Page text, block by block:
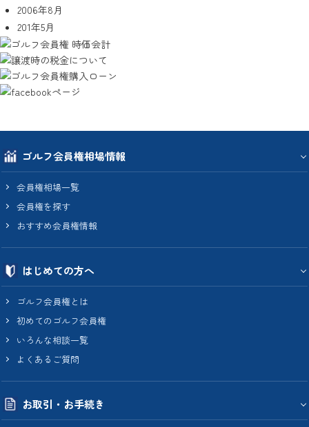
2006年8月
201年5月
ゴルフ会員権相場情報
会員権相場一覧
会員権を探す
おすすめ会員権情報
はじめての方へ
ゴルフ会員権とは
初めてのゴルフ会員権
いろんな相談一覧
よくあるご質問
お取引・お手続き